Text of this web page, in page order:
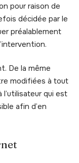
pour raison de
décidée par le
préalablement
De la même
modifiées à tout
l’utilisateur qui est
afin d’en